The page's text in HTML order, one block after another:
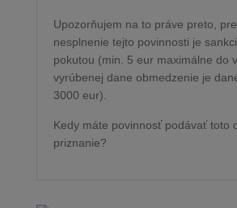
Upozorňujem na to práve preto,
nesplnenie tejto povinnosti je
pokutou (min. 5 eur maximálne do
vyrúbenej dane obmedzenie je
3000 eur).
Kedy máte povinnosť podávať toto
priznanie?